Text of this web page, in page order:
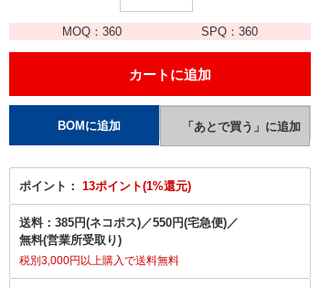
MOQ：360 SPQ： 360
ポイント： 13ポイント(1%還元)
送料： 385円(ネコポス)／550円(宅急便)／
無料(営業所受取り)
税別3,000円以上購入で送料無料